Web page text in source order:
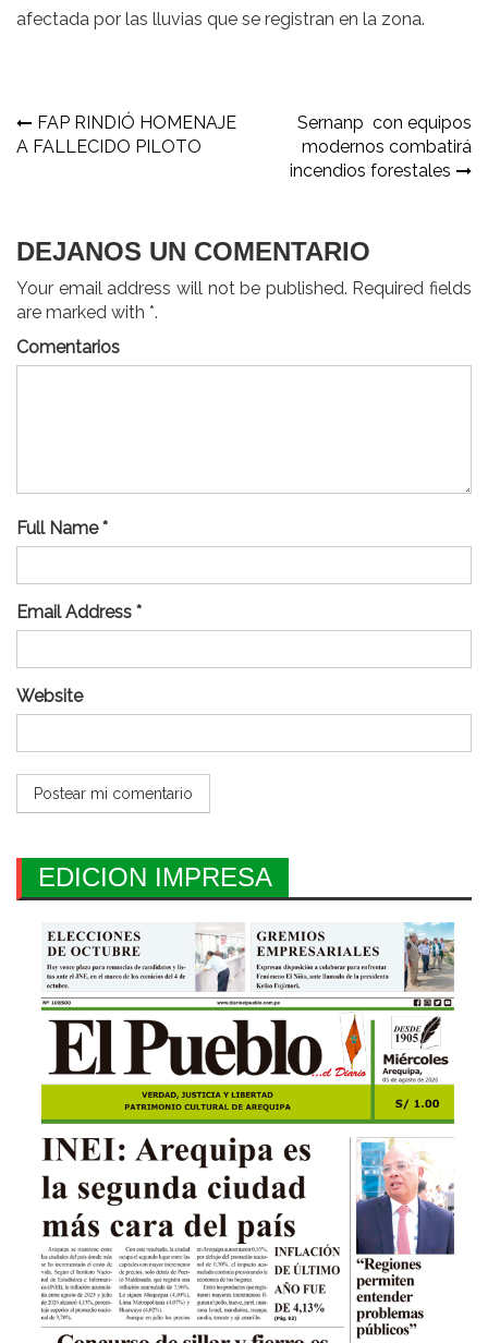
afectada por las lluvias que se registran en la zona.
Navegación
de
FAP RINDIÓ HOMENAJE
A FALLECIDO PILOTO
Sernanp con equipos
modernos combatirá
incendios forestales
DEJANOS UN COMENTARIO
Your email address will not be published. Required fields
are marked with *.
Comentarios
Full Name *
Email Address *
Website
EDICION IMPRESA